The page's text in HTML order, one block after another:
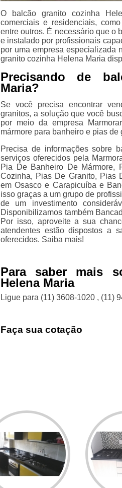
O balcão granito cozinha
comerciais e residenciais,
entre outros. É necessário que o
e instalado por profissionais
por uma empresa especializada
granito cozinha Helena Maria
Precisando de
Maria?
Se você precisa encontrar
granitos, a solução que você
por meio da empresa
mármore para banheiro e pias de
Precisa de informações sobre
serviços oferecidos pela
Pia De Banheiro De Mármore,
Cozinha, Pias De Granito, Pias
em Osasco e Carapicuíba e
isso graças a um grupo de
de um investimento
Disponibilizamos também
Por isso, aproveite a sua
atendentes estão dispostos a
oferecidos. Saiba mais!
Para saber mais
Helena Maria
Ligue para (11) 3608-1020 , (11)
Faça sua cotação